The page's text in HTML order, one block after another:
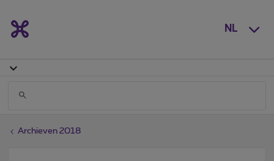
NL
Archieven 2018